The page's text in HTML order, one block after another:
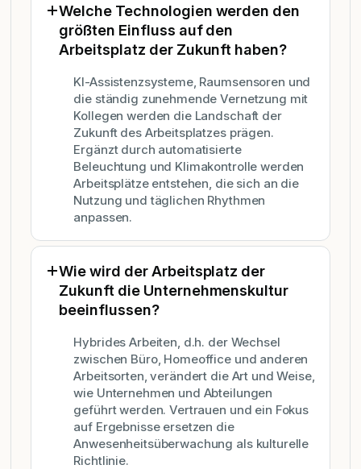
Welche Technologien werden den
größten Einfluss auf den
Arbeitsplatz der Zukunft haben?
KI-Assistenzsysteme, Raumsensoren und
die ständig zunehmende Vernetzung mit
Kollegen werden die Landschaft der
Zukunft des Arbeitsplatzes prägen.
Ergänzt durch automatisierte
Beleuchtung und Klimakontrolle werden
Arbeitsplätze entstehen, die sich an die
Nutzung und täglichen Rhythmen
anpassen.
Wie wird der Arbeitsplatz der
Zukunft die Unternehmenskultur
beeinflussen?
Hybrides Arbeiten, d.h. der Wechsel
zwischen Büro, Homeoffice und anderen
Arbeitsorten, verändert die Art und Weise,
wie Unternehmen und Abteilungen
geführt werden. Vertrauen und ein Fokus
auf Ergebnisse ersetzen die
Anwesenheitsüberwachung als kulturelle
Richtlinie.